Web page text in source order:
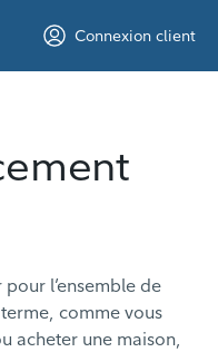
Connexion client
l’ensemble de
comme vous
acheter une maison,